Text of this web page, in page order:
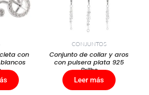
con
CONJUNTOS
Conjunto de collar y aros
con pulsera plata 925
Brilho
Leer más